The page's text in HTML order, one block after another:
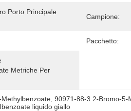
Porto Principale
Campione:
Pacchetto:
Metriche Per
, 90971-88-3 2-Bromo-5-
liquido giallo